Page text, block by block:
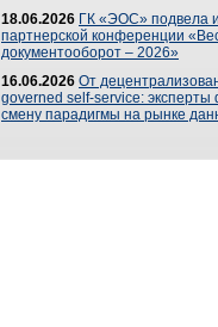
18.06.2026 ГК «ЭОС» подвела
партнерской конференции
документооборот – 2026»
16.06.2026 От
governed self-service: эксперты
смену парадигмы на рынке